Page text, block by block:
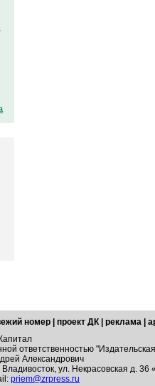
номер проект ДК реклама
ответственностью
Александрович
ул. Некрасовская д.
priem@zrpress.ru